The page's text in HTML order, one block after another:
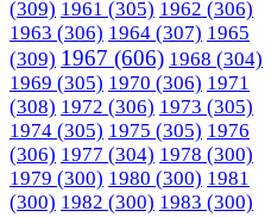
(309) 1961 (305) 1962 (306)
1963 (306) 1964 (307) 1965
(309) 1967 (606) 1968 (304)
1969 (305) 1970 (306) 1971
(308) 1972 (306) 1973 (305)
1974 (305) 1975 (305) 1976
(306) 1977 (304) 1978 (300)
1979 (300) 1980 (300) 1981
(300) 1982 (300) 1983 (300)